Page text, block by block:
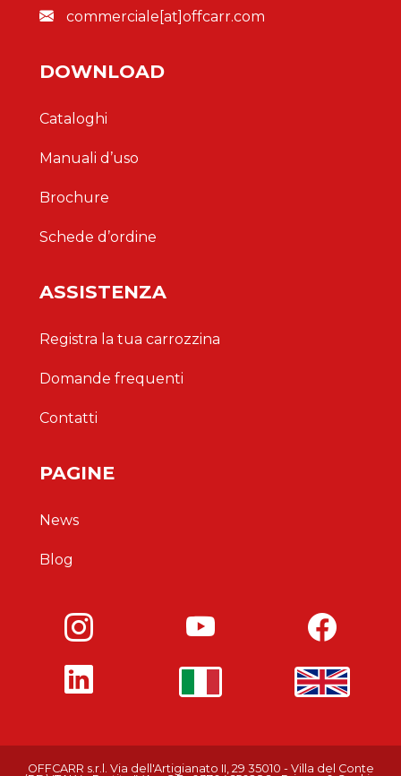
commerciale[at]offcarr.com
DOWNLOAD
Cataloghi
Manuali d’uso
Brochure
Schede d’ordine
ASSISTENZA
Registra la tua carrozzina
Domande frequenti
Contatti
PAGINE
News
Blog
OFFCARR s.r.l. Via dell'Artigianato II, 29 35010 - Villa del Conte